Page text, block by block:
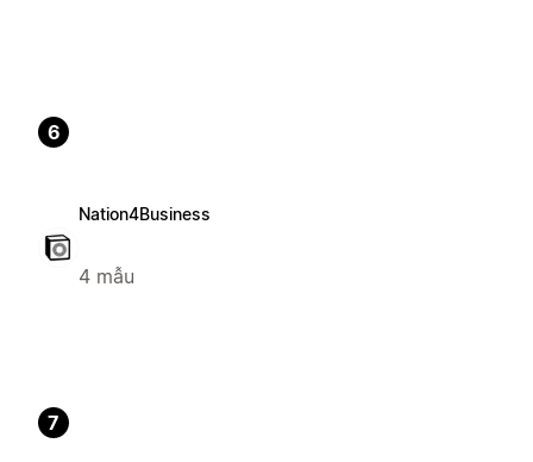
6
Nation4Business
4 mẫu
7